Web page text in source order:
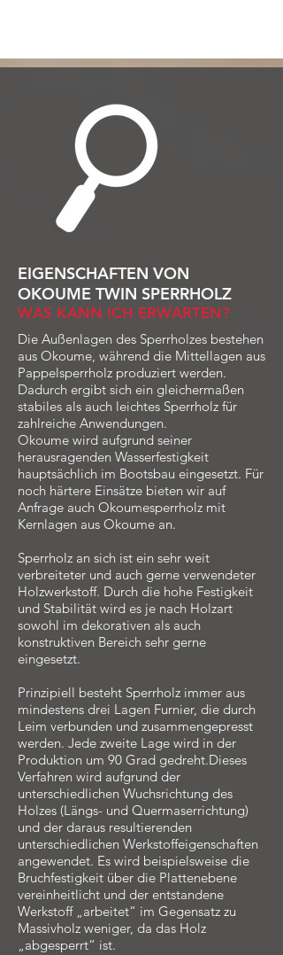
EIGENSCHAFTEN VON
OKOUME TWIN SPERRHOLZ
WAS KANN ICH ERWARTEN?
Die Außenlagen des Sperrholzes bestehen
aus Okoume, während die Mittellagen aus
Pappelsperrholz produziert werden.
Dadurch ergibt sich ein gleichermaßen
stabiles als auch leichtes Sperrholz für
zahlreiche Anwendungen.
Okoume wird aufgrund seiner
herausragenden Wasserfestigkeit
hauptsächlich im Bootsbau eingesetzt. Für
noch härtere Einsätze bieten wir auf
Anfrage auch Okoumesperrholz mit
Kernlagen aus Okoume an.
Sperrholz an sich ist ein sehr weit
verbreiteter und auch gerne verwendeter
Holzwerkstoff. Durch die hohe Festigkeit
und Stabilität wird es je nach Holzart
sowohl im dekorativen als auch
konstruktiven Bereich sehr gerne
eingesetzt.
Prinzipiell besteht Sperrholz immer aus
mindestens drei Lagen Furnier, die durch
Leim verbunden und zusammengepresst
werden. Jede zweite Lage wird in der
Produktion um 90 Grad gedreht.Dieses
Verfahren wird aufgrund der
unterschiedlichen Wuchsrichtung des
Holzes (Längs- und Quermaserrichtung)
und der daraus resultierenden
unterschiedlichen Werkstoffeigenschaften
angewendet. Es wird beispielsweise die
Bruchfestigkeit über die Plattenebene
vereinheitlicht und der entstandene
Werkstoff „arbeitet“ im Gegensatz zu
Massivholz weniger, da das Holz
„abgesperrt“ ist.